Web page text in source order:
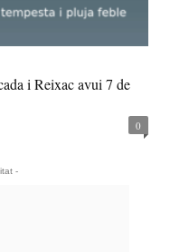
i Reixac avui 7 de
0
-